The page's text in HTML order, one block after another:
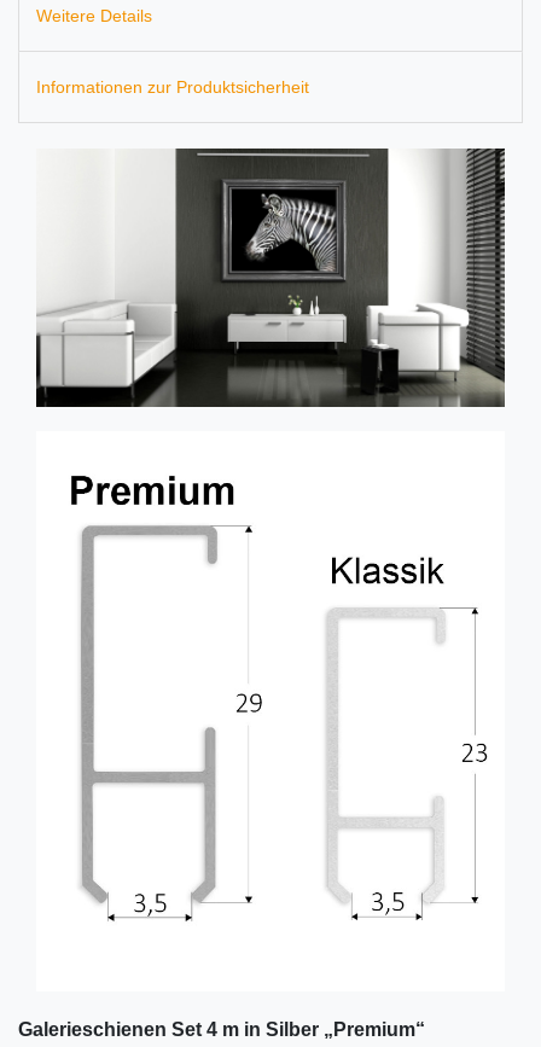
Weitere Details
Informationen zur Produktsicherheit
Galerieschienen Set 4 m in Silber „Premium“